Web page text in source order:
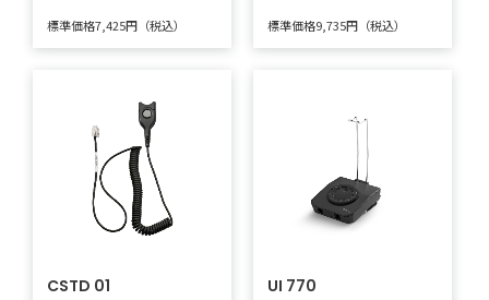
標準価格7,425円（税込） 標準価格9,735円（税込）
CSTD 01 UI 770